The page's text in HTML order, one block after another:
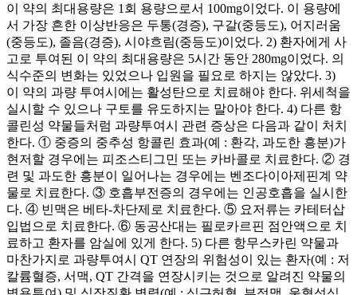
이 약의 최대용량은 1회 용량으로서 100mg이었다. 이 용량에
서 가장 흔한 이상반응은 두통(경증), 구갈(중등도), 어지러움
(중등도), 졸음(경증), 시야흐림(중등도)이었다. 2) 환자에게 사
고로 투여된 이 약의 최대용량은 5시간 동안 280mg이었다. 의
식수준의 변화는 있었으나 입원을 필요로 하지는 않았다. 3)
이 약의 과량 투여시에는 활성탄으로 치료해야 한다. 위세척을
실시할 수 있으나 구토를 유도하지는 말아야 한다. 4) 다른 항
콜린성 약물들처럼 과량투여시 관련 증상은 다음과 같이 처치
한다. ① 중증의 중추성 항콜린 효과(예 : 환각, 과도한 흥분)가
현저할 경우에는 피조스티그민 또는 카바콜로 치료한다. ② 경
련 및 과도한 흥분이 일어나는 경우에는 벤조다이아제핀계 약
물로 치료한다. ③ 호흡부전증의 경우에는 인공호흡을 실시한
다. ④ 빈맥은 베타-차단제로 치료한다. ⑤ 요저류는 카테터삽
입법으로 치료한다. ⑥ 동공산대는 필로카르핀 점안액으로 치
료하고 환자를 암실에 있게 한다. 5) 다른 항무스카린 약물과
마찬가지로 과량투여시 QT 연장의 위험성이 있는 환자(예 : 저
칼륨혈증, 서맥, QT 간격을 연장시키는 것으로 알려진 약물의